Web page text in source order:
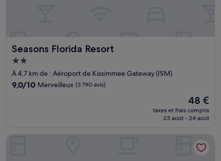
Seasons Florida Resort
Seasons Florida Resort
Hébergement
2.0 étoiles
À 4,7 km de : Aéroport de Kissimmee Gateway (ISM)
9.0
9,0/10 Merveilleux (3 790 avis)
Le
nouveau
prix
48 €
48 €
taxes et frais compris
23 août - 24 août
Hampton Inn Kissimmee North